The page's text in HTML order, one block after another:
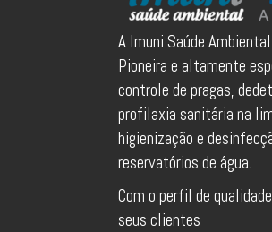
A Imuni Saúde Ambiental
Pioneira e altamente
controle de pragas,
profilaxia sanitária na
higienização e
reservatórios de água.
Com o perfil de
seus clientes